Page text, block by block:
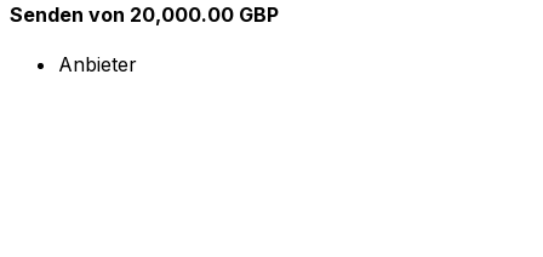
Senden von 20,000.00 GBP
Anbieter